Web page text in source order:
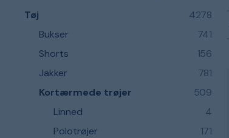
Tøj
4278
Bukser
741
Shorts
156
Jakker
781
Kortærmede trøjer
509
Linned
4
Polotrøjer
171